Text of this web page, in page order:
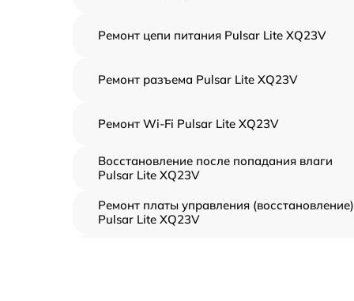
Ремонт цепи питания Pulsar Lite XQ23V
Ремонт разъема Pulsar Lite XQ23V
Ремонт Wi-Fi Pulsar Lite XQ23V
Восстановление после попадания влаги
Pulsar Lite XQ23V
Ремонт платы управления (восстановление)
Pulsar Lite XQ23V